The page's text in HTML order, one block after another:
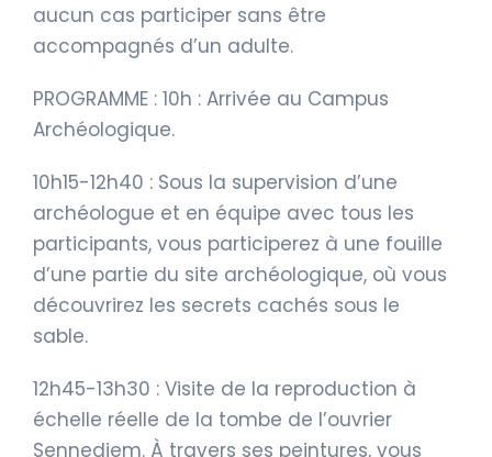
aucun cas participer sans être
accompagnés d’un adulte.
PROGRAMME : 10h : Arrivée au Campus
Archéologique.
10h15-12h40 : Sous la supervision d’une
archéologue et en équipe avec tous les
participants, vous participerez à une fouille
d’une partie du site archéologique, où vous
découvrirez les secrets cachés sous le
sable.
12h45-13h30 : Visite de la reproduction à
échelle réelle de la tombe de l’ouvrier
Sennedjem. À travers ses peintures, vous